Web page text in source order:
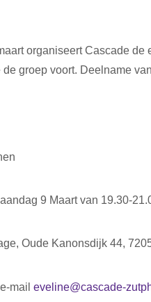
organiseert Cascade
groep voort. Deelname
9 Maart van 19.30-
Oude Kanonsdijk 44,
maileveline@cascade-